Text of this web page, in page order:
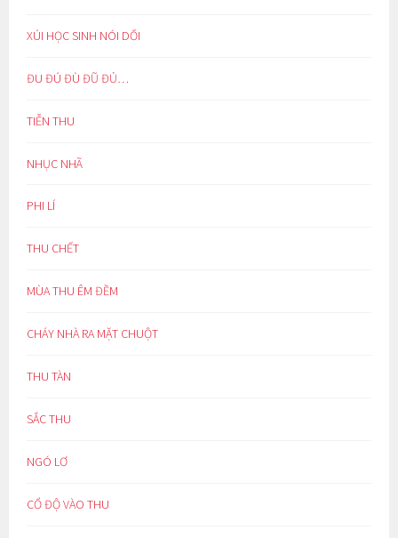
XÚI HỌC SINH NÓI DỐI
ĐU ĐÚ ĐÙ ĐŨ ĐỦ…
TIỄN THU
NHỤC NHÃ
PHI LÍ
THU CHẾT
MÙA THU ÊM ĐỀM
CHÁY NHÀ RA MẶT CHUỘT
THU TÀN
SẮC THU
NGÓ LƠ
CỔ ĐỘ VÀO THU